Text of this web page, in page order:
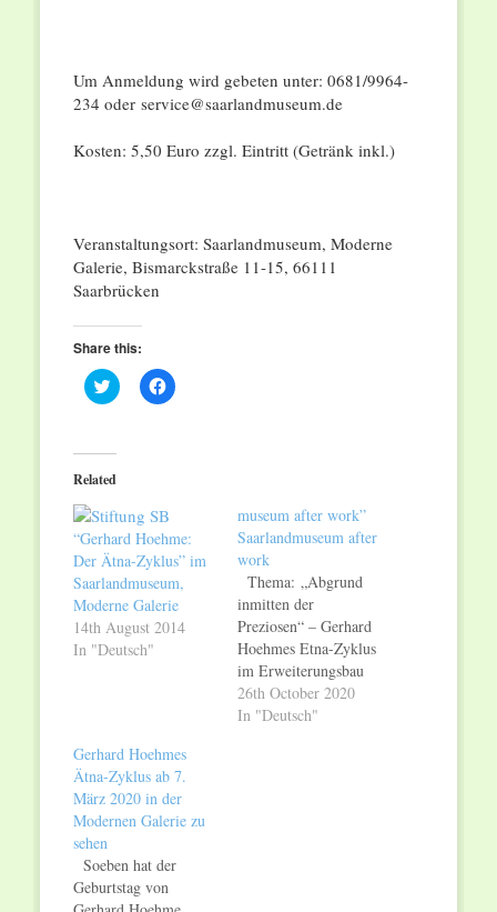
Um Anmeldung wird gebeten unter: 0681/9964-
234 oder service@saarlandmuseum.de
Kosten: 5,50 Euro zzgl. Eintritt (Getränk inkl.)
Veranstaltungsort: Saarlandmuseum, Moderne
Galerie, Bismarckstraße 11-15, 66111
Saarbrücken
Share this:
Click
to
(Opens
in
new
Click
to
Related
“Gerhard Hoehme:
Der Ätna-Zyklus” im
Saarlandmuseum,
Moderne Galerie
14th August 2014
In "Deutsch"
museum after work”
Saarlandmuseum after
work
Thema: „Abgrund
inmitten der
Preziosen“ – Gerhard
Hoehmes Etna-Zyklus
im Erweiterungsbau
der Modernen Galerie
Mittwoch, 28.
26th October 2020
In "Deutsch"
Gerhard Hoehmes
Ätna-Zyklus ab 7.
März 2020 in der
Modernen Galerie zu
sehen
Soeben hat der
Geburtstag von